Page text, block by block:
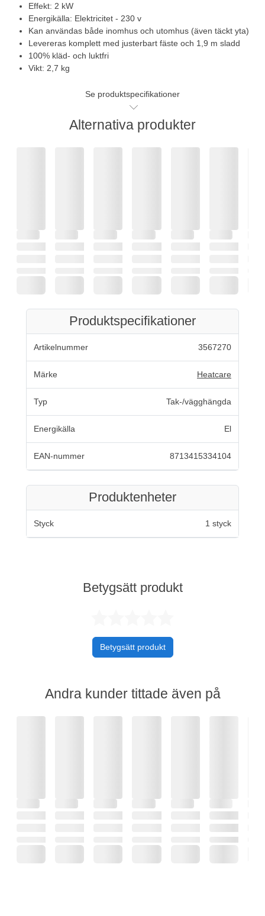
Effekt: 2 kW
Energikälla: Elektricitet - 230 v
Kan användas både inomhus och utomhus (även täckt yta)
Levereras komplett med justerbart fäste och 1,9 m sladd
100% kläd- och luktfri
Vikt: 2,7 kg
Se produktspecifikationer
Alternativa produkter
Produktspecifikationer
Artikelnummer 3567270
Märke Heatcare
Typ Tak-/vägghängda
Energikälla El
EAN-nummer 8713415334104
Produktenheter
Styck 1 styck
Betygsätt produkt
Betygsätt produkt
Andra kunder tittade även på